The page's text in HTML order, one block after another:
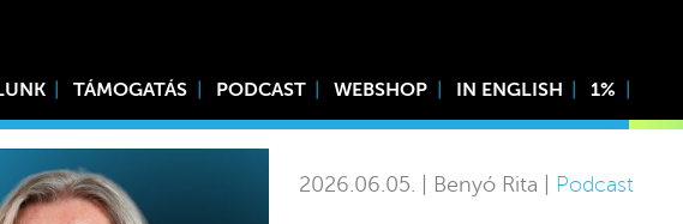
TÁMOGATÁS PODCAST WEBSHOP IN ENGLISH 1%
2026.06.05. | Benyó Rita | Podcast